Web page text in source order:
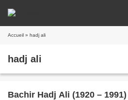
Accueil » hadj ali
hadj ali
Bachir Hadj Ali (1920 –